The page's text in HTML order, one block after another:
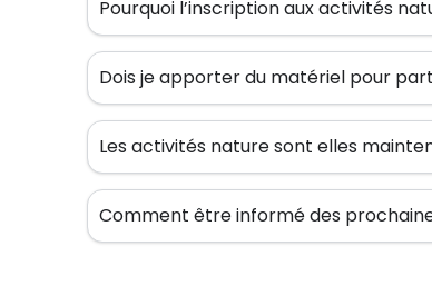
Pourquoi l’inscription aux activités
Dois je apporter du matériel pour
Les activités nature sont elles
Comment être informé des